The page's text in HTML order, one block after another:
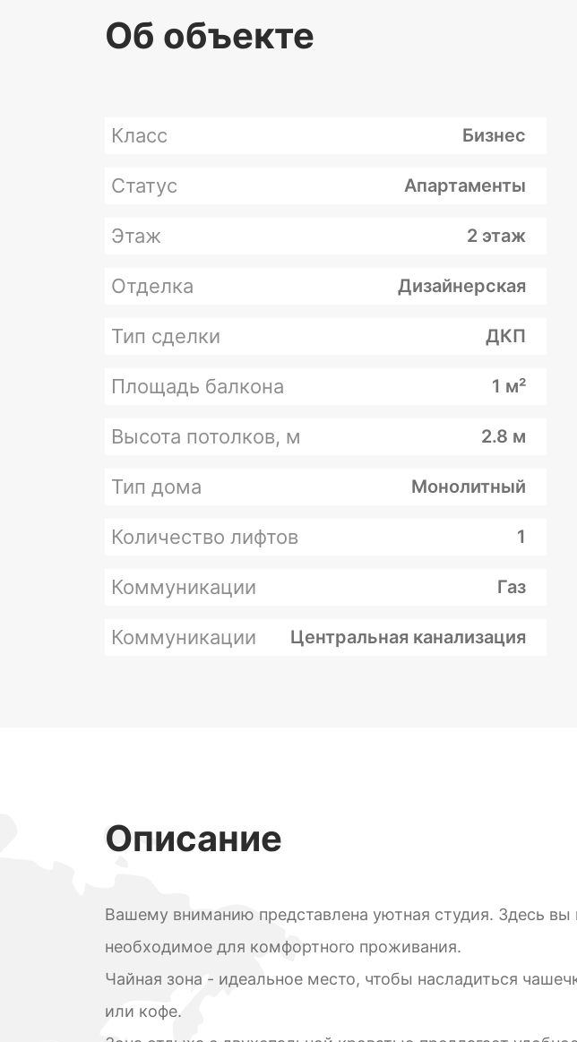
Об объекте
Класс Бизнес
Статус Апартаменты
Этаж 2 этаж
Отделка Дизайнерская
Тип сделки ДКП
Площадь балкона 1 м²
Высота потолков, м 2.8 м
Тип дома Монолитный
Количество лифтов 1
Коммуникации Газ
Коммуникации Центральная канализация
Описание
Вашему вниманию представлена уютная студия. Здесь вы
необходимое для комфортного проживания.
Чайная зона - идеальное место, чтобы насладиться
или кофе.